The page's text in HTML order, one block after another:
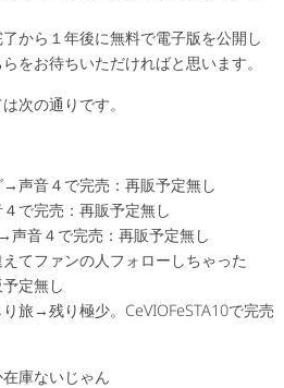
から１年後に無料で電子版を公開し
をお待ちいただければと思います。
次の通りです。
→声音４で完売：再販予定無し
で完売：再販予定無し
音４で完売：再販予定無し
てファンの人フォローしちゃった
定無し
旅→残り極少。CeVIOFeSTA10で完売
庫ないじゃん